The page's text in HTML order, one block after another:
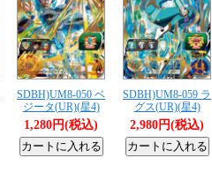
SDBH)UM8-050 ベ
ジータ(UR)(星4)
1,280円(税込)
SDBH)UM8-059 ラ
グス(UR)(星4)
2,980円(税込)